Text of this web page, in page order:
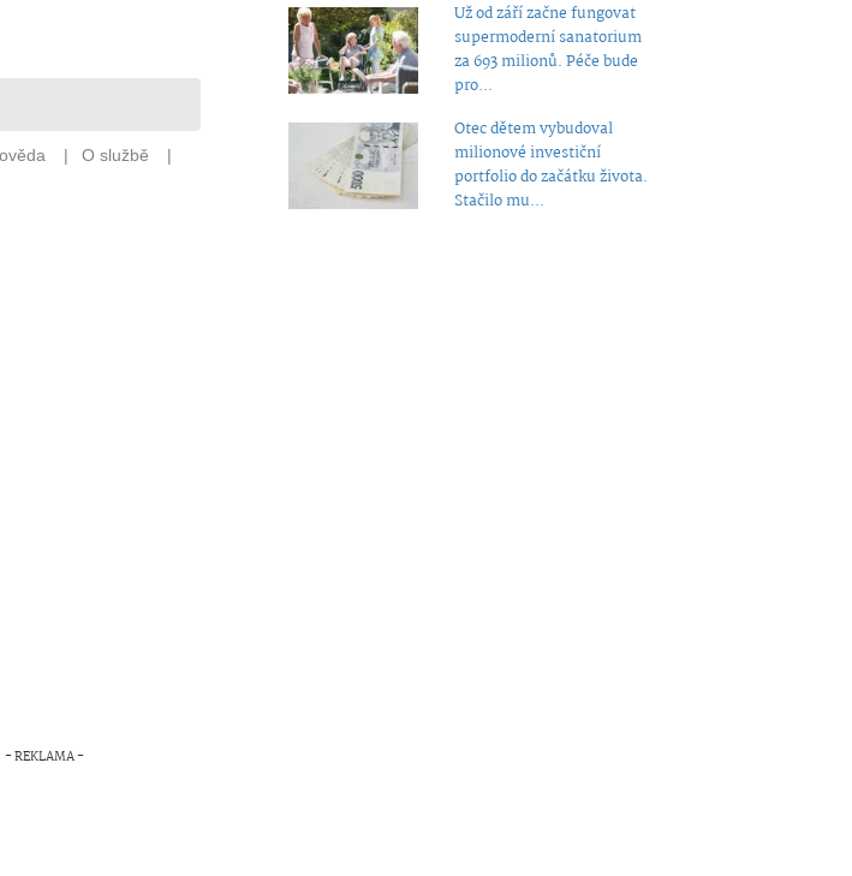
Už od září začne fungovat
supermoderní sanatorium
za 693 milionů. Péče bude
pro...
Otec dětem vybudoval
milionové investiční
portfolio do začátku života.
Stačilo mu...